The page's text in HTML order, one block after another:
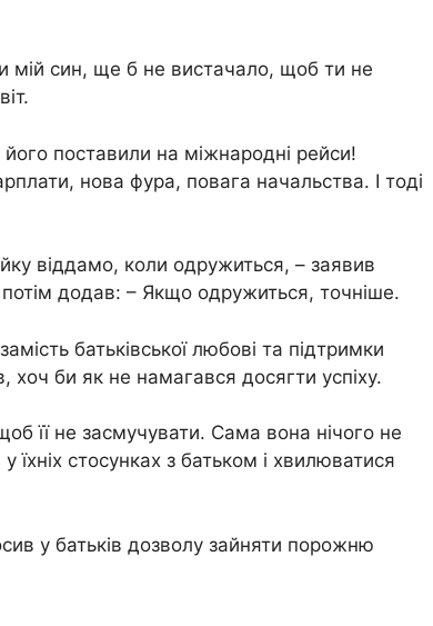
мій син, ще б не вистачало, щоб ти не
поставили на міжнародні рейси!
нова фура, повага начальства. І тоді
віддамо, коли одружиться, – заявив
додав: – Якщо одружиться, точніше.
батьківської любові та підтримки
хоч би як не намагався досягти успіху.
її не засмучувати. Сама вона нічого не
стосунках з батьком і хвилюватися
у батьків дозволу зайняти порожню